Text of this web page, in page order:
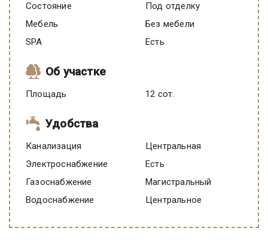
Состояние
под отделку
Мебель
Без мебели
SPA
есть
Об участке
Площадь 12 сот.
Удобства
Канализация
Центральная
Электроснабжение
есть
Газоснабжение
Магистральный
Водоснабжение
Центральное